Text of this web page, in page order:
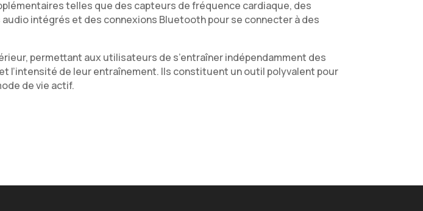
telles que des capteurs de fréquence cardiaque, des
intégrés et des connexions Bluetooth pour se connecter à des
permettant aux utilisateurs de s’entraîner indépendamment des
de leur entraînement. Ils constituent un outil polyvalent pour
de vie actif.